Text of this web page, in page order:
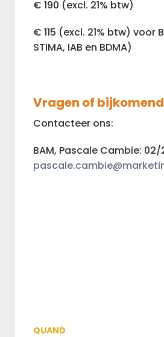
€ 190 (excl. 21% btw)
€ 115 (excl. 21% btw) voor
STIMA, IAB en BDMA)
Vragen of
Contacteer ons:
BAM, Pascale Cambie:
QUAND